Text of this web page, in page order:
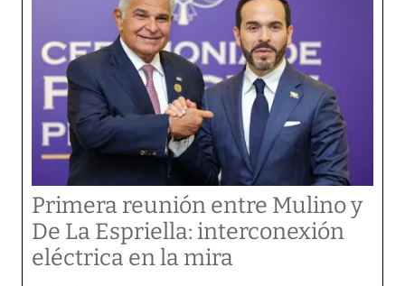
Primera reunión entre Mulino y
De La Espriella: interconexión
eléctrica en la mira